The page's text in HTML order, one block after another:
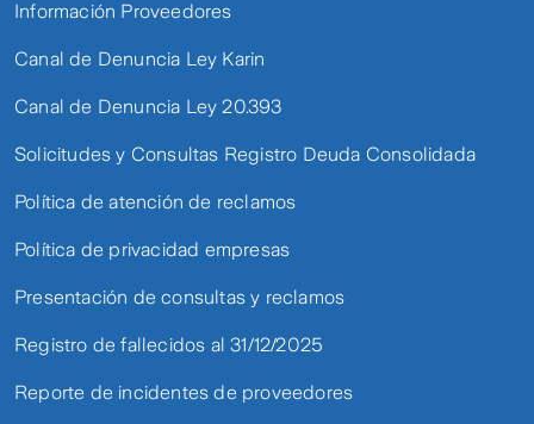
Información Proveedores
Canal de Denuncia Ley Karin
Canal de Denuncia Ley 20.393
Solicitudes y Consultas Registro Deuda Consolidada
Política de atención de reclamos
Política de privacidad empresas
Presentación de consultas y reclamos
Registro de fallecidos al 31/12/2025
Reporte de incidentes de proveedores